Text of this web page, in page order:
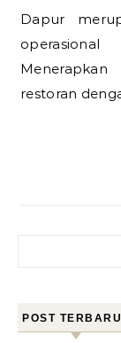
Dapur merupakan jantung utama dari setiap
restoran
POST TERBARU